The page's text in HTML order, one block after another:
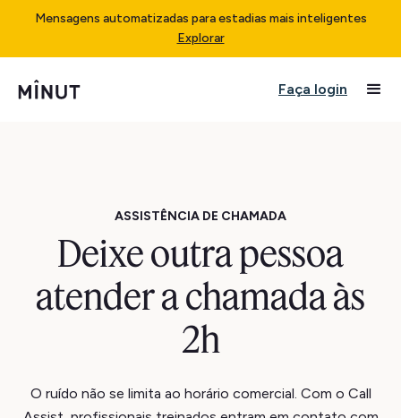
Mensagens automatizadas para estadias mais inteligentes
Explorar
Faça login
ASSISTÊNCIA DE CHAMADA
Deixe outra pessoa
atender a chamada às
2h
O ruído não se limita ao horário comercial. Com o Call